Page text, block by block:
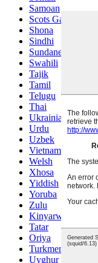
Samoan
Scots Gaelic
Shona
Sindhi
Sundanese
Swahili
Tajik
Tamil
Telugu
Thai
Ukrainian
Urdu
Uzbek
Vietnamese
Welsh
Xhosa
Yiddish
Yoruba
Zulu
Kinyarwanda
Tatar
Oriya
Turkmen
Uyghur